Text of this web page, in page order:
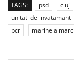
TAGS: psd cluj
unitati de invatamant
bcr
marinela marc